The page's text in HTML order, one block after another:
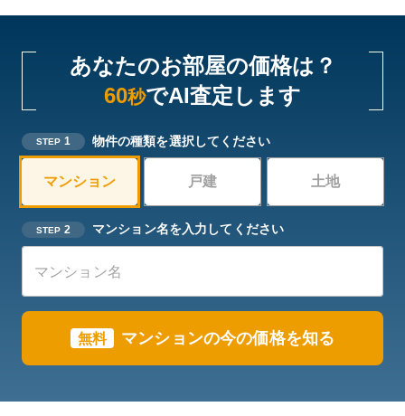
あなたのお部屋の価格は？
60秒でAI査定します
STEP 1 物件の種類を選択してください
マンション 戸建 土地
STEP 2 マンション名を入力してください
無料 マンションの今の価格を知る